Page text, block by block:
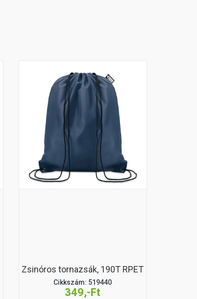
Zsinóros tornazsák, 190T RPET
Cikkszám: 519440
349,-Ft